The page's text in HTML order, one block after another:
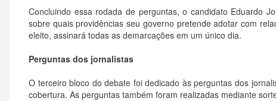
Concluindo essa rodada de perguntas, o candidato Eduardo
sobre quais providências seu governo pretende adotar com
eleito, assinará todas as demarcações em um único dia.
Perguntas dos jornalistas
O terceiro bloco do debate foi dedicado às perguntas dos
cobertura. As perguntas também foram realizadas mediante